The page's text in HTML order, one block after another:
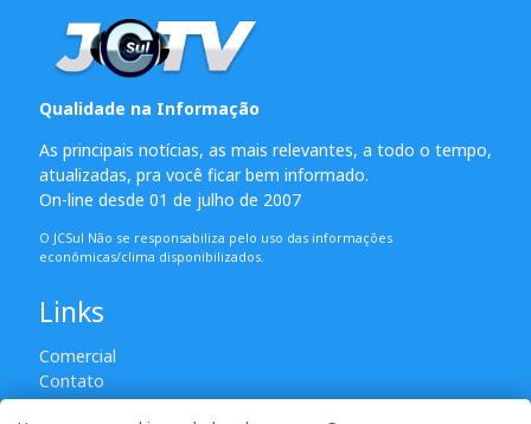
Qualidade na Informação
As principais notícias, as mais relevantes, a todo o tempo,
atualizadas, pra você ficar bem informado.
On-line desde 01 de julho de 2007
O JCSul Não se responsabiliza pelo uso das informações
econômicas/clima disponibilizados.
Links
Comercial
Contato